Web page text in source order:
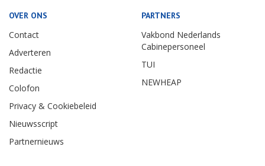
OVER ONS
Contact
Adverteren
Redactie
Colofon
Privacy & Cookiebeleid
Nieuwsscript
Partnernieuws
PARTNERS
Vakbond Nederlands
Cabinepersoneel
TUI
NEWHEAP